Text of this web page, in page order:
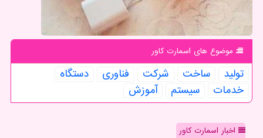
موضوع های اسمارت كاور
تولید ساخت شركت فناوری
دستگاه
خدمات
سیستم آموزش
اخبار اسمارت کاور